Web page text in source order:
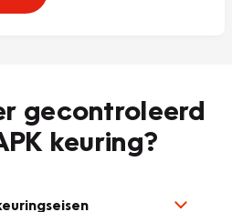
gecontroleerd
keuring?